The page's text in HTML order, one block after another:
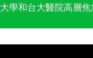
學和台大醫院高層焦